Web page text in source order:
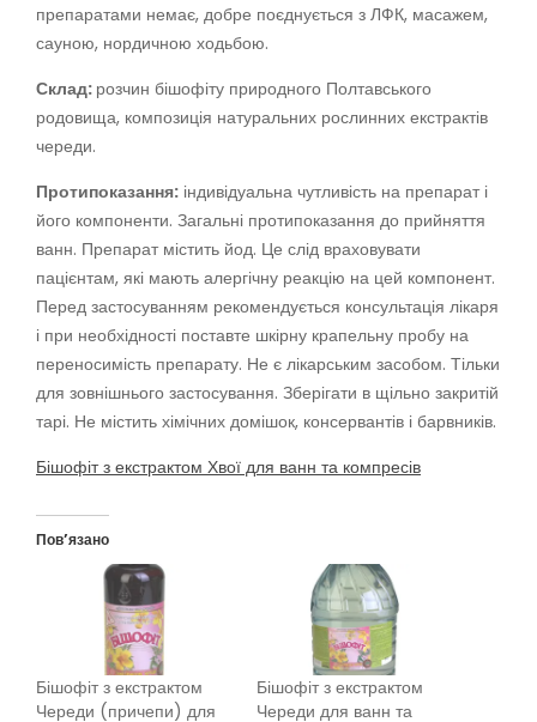
препаратами немає, добре поєднується з ЛФК, масажем,
сауною, нордичною ходьбою.
Склад: розчин бішофіту природного Полтавського
родовища, композиція натуральних рослинних екстрактів
череди.
Протипоказання: індивідуальна чутливість на препарат і
його компоненти. Загальні протипоказання до прийняття
ванн. Препарат містить йод. Це слід враховувати
пацієнтам, які мають алергічну реакцію на цей компонент.
Перед застосуванням рекомендується консультація лікаря
і при необхідності поставте шкірну крапельну пробу на
переносимість препарату. Не є лікарським засобом. Тільки
для зовнішнього застосування. Зберігати в щільно закритій
тарі. Не містить хімічних домішок, консервантів і барвників.
Бішофіт з екстрактом Хвої для ванн та компресів
Пов’язано
Бішофіт з екстрактом
Череди (причепи) для
Бішофіт з екстрактом
Череди для ванн та